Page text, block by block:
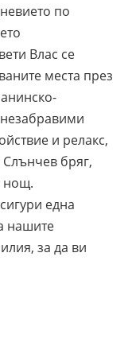
по
Влас се
места през
и релакс,
бряг,
нощ.
една
нашите
за да ви